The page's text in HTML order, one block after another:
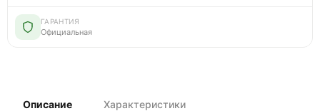
ГАРАНТИЯ
Официальная
Описание Характеристики